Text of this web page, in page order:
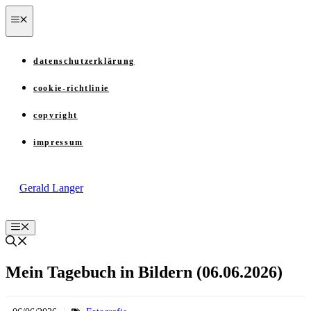
Zum
Inhalt
springen
datenschutzerklärung
cookie-richtlinie
copyright
impressum
Gerald Langer
Menü
Mein Tagebuch in Bildern (06.06.2026)